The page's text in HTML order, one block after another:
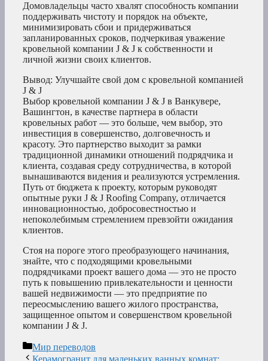
Домовладельцы часто хвалят способность компании
поддерживать чистоту и порядок на объекте,
минимизировать сбои и придерживаться
запланированных сроков, подчеркивая уважение
кровельной компании J & J к собственности и
личной жизни своих клиентов.
Вывод: Улучшайте свой дом с кровельной компанией
J & J
Выбор кровельной компании J & J в Ванкувере,
Вашингтон, в качестве партнера в области
кровельных работ — это больше, чем выбор, это
инвестиция в совершенство, долговечность и
красоту. Это партнерство выходит за рамки
традиционной динамики отношений подрядчика и
клиента, создавая среду сотрудничества, в которой
вынашиваются видения и реализуются устремления.
Путь от бюджета к проекту, которым руководят
опытные руки J & J Roofing Company, отличается
инновационностью, добросовестностью и
непоколебимым стремлением превзойти ожидания
клиентов.
Стоя на пороге этого преобразующего начинания,
знайте, что с подходящими кровельными
подрядчиками проект вашего дома — это не просто
путь к повышению привлекательности и ценности
вашей недвижимости — это предприятие по
переосмыслению вашего жилого пространства,
защищенное опытом и совершенством кровельной
компании J & J.
Рубрики
Мир переводов